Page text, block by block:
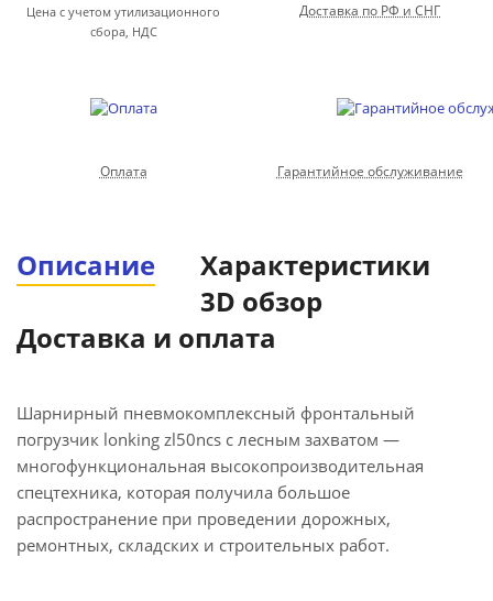
Цена с учетом утилизационного
сбора, НДС
Доставка по РФ и СНГ
Оплата Гарантийное обслуживание
Описание
Характеристики
3D обзор
Доставка и оплата
Шарнирный пневмокомплексный фронтальный
погрузчик lonking zl50ncs с лесным захватом —
многофункциональная высокопроизводительная
спецтехника, которая получила большое
распространение при проведении дорожных,
ремонтных, складских и строительных работ.